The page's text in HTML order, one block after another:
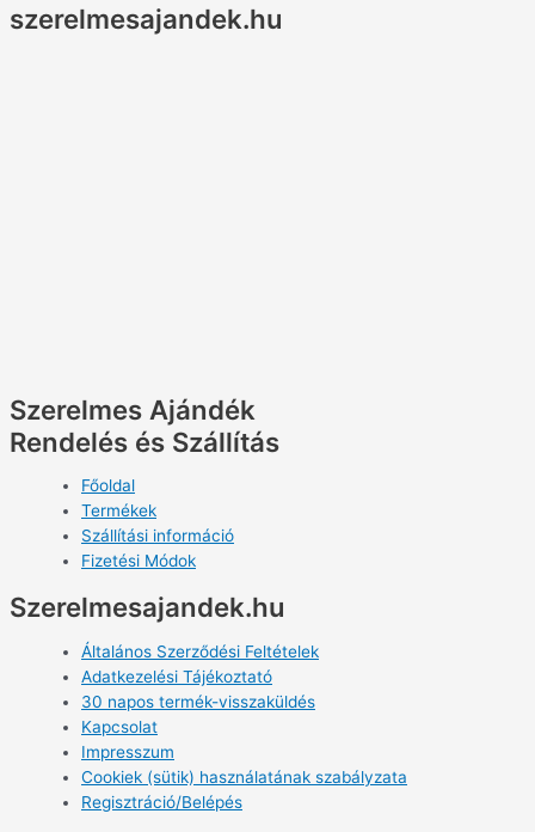
szerelmesajandek.hu
Szerelmes Ajándék
Rendelés és Szállítás
Főoldal
Termékek
Szállítási információ
Fizetési Módok
Szerelmesajandek.hu
Általános Szerződési Feltételek
Adatkezelési Tájékoztató
30 napos termék-visszaküldés
Kapcsolat
Impresszum
Cookiek (sütik) használatának szabályzata
Regisztráció/Belépés